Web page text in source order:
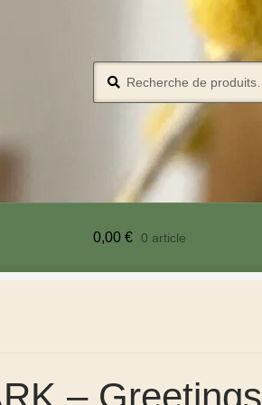
0,00 € 0 article
– Greetings